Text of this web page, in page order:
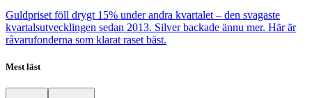
Guldpriset föll drygt 15% under andra kvartalet – den svagaste
kvartalsutvecklingen sedan 2013. Silver backade ännu mer. Här är
råvarufonderna som klarat raset bäst.
Mest läst